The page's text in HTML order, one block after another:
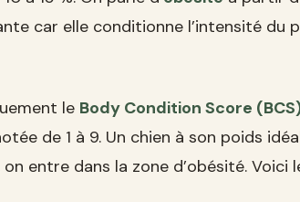
car elle conditionne l’intensité du
le Body Condition Score
de 1 à 9. Un chien à son poids
entre dans la zone d’obésité. Voici